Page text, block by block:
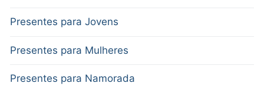
Presentes para Jovens
Presentes para Mulheres
Presentes para Namorada